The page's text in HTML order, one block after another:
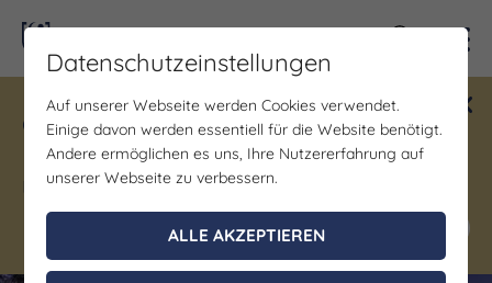
Gewinne ein Blind Date mit Saale-
Unstrut! Teilnahme vom 1.7. - 18.12.
möglich.
Jetzt mitmachen
Datenschutzeinstellungen
Auf unserer Webseite werden Cookies verwendet.
Einige davon werden essentiell für die Website benötigt.
Andere ermöglichen es uns, Ihre Nutzererfahrung auf
unserer Webseite zu verbessern.
ALLE AKZEPTIEREN